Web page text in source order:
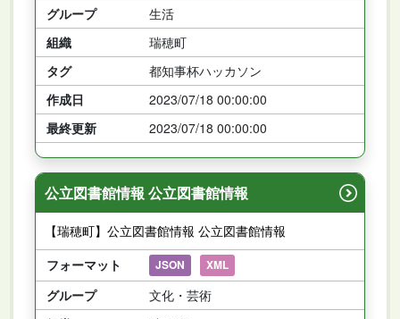
グループ
生活
組織
瑞穂町
タグ
都知事杯ハッカソン
作成日
2023/07/18 00:00:00
最終更新
2023/07/18 00:00:00
公立図書館情報 公立図書館情報
【瑞穂町】公立図書館情報 公立図書館情報
フォーマット
JSON XML
グループ
文化・芸術